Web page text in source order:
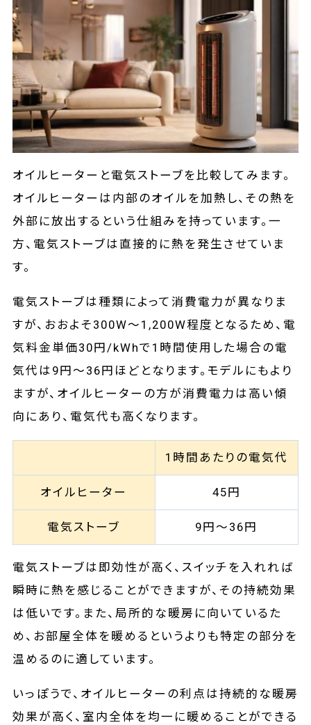
オイルヒーターと電気ストーブを比較してみます。
オイルヒーターは内部のオイルを加熱し、その熱を
外部に放出するという仕組みを持っています。一
方、電気ストーブは直接的に熱を発生させていま
す。
電気ストーブは種類によって消費電力が異なりま
すが、おおよそ300W～1,200W程度となるため、電
気料金単価30円/kWhで1時間使用した場合の電
気代は9円～36円ほどとなります。モデルにもより
ますが、オイルヒーターの方が消費電力は高い傾
向にあり、電気代も高くなります。
1時間あたりの電気代
オイルヒーター 45円
電気ストーブ 9円～36円
電気ストーブは即効性が高く、スイッチを入れれば
瞬時に熱を感じることができますが、その持続効果
は低いです。また、局所的な暖房に向いているた
め、お部屋全体を暖めるというよりも特定の部分を
温めるのに適しています。
いっぽうで、オイルヒーターの利点は持続的な暖房
効果が高く、室内全体を均一に暖めることができる